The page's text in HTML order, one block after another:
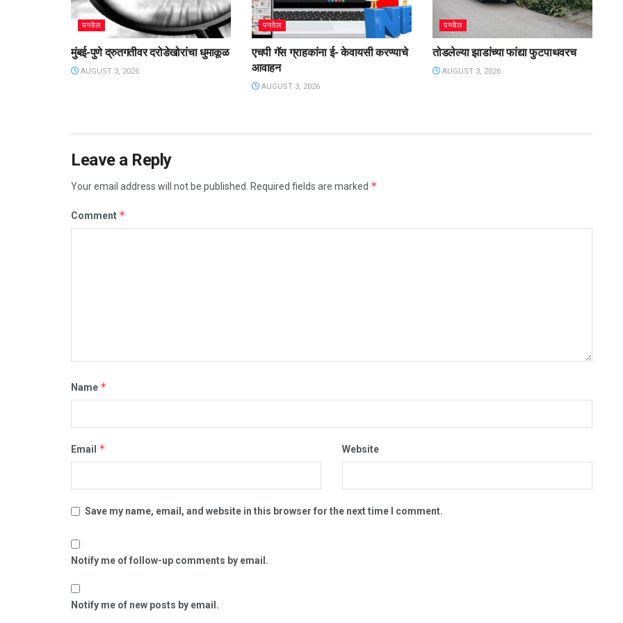
पनवेल
मुंबई-पुणे द्रुतगतीवर दरोडेखोरांचा धुमाकूळ
AUGUST 3, 2026
पनवेल
एचपी गॅस ग्राहकांना ई- केवायसी करण्याचे
आवाहन
AUGUST 3, 2026
पनवेल
तोडलेल्या झाडांच्या फांद्या फुटपाथवरच
AUGUST 3, 2026
Leave a Reply
Your email address will not be published. Required fields are marked *
Comment *
Name *
Email * Website
Save my name, email, and website in this browser for the next time I comment.
Notify me of follow-up comments by email.
Notify me of new posts by email.